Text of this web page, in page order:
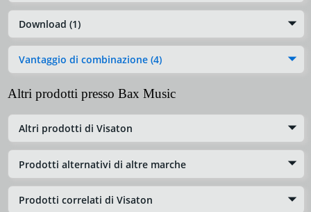
Download (1)
Vantaggio di combinazione (4)
Altri prodotti presso Bax Music
Altri prodotti di Visaton
Prodotti alternativi di altre marche
Prodotti correlati di Visaton